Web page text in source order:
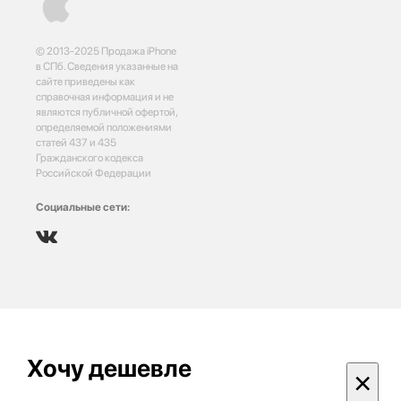
© 2013-2025 Продажа iPhone
в СПб. Сведения указанные на
сайте приведены как
справочная информация и не
являются публичной офертой,
определяемой положениями
статей 437 и 435
Гражданского кодекса
Российской Федерации
Социальные сети:
Хочу дешевле ×